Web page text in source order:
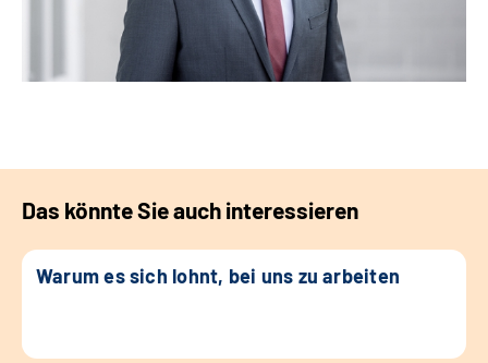
Das könnte Sie auch interessieren
Warum es sich lohnt, bei uns zu arbeiten